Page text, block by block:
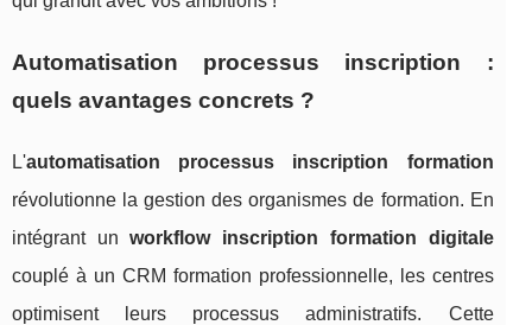
Automatisation processus inscription :
quels avantages concrets ?
L'automatisation processus inscription formation
révolutionne la gestion des organismes de formation. En
intégrant unworkflow inscription formation digitale
couplé à un CRM formation professionnelle, les centres
optimisent leurs processus administratifs. Cette